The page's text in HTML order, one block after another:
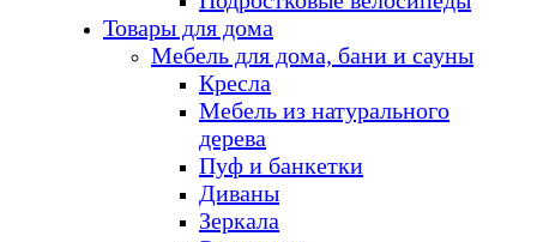
Товары для дома
Мебель для дома, бани и сауны
Кресла
Мебель из натурального
дерева
Пуф и банкетки
Диваны
Зеркала